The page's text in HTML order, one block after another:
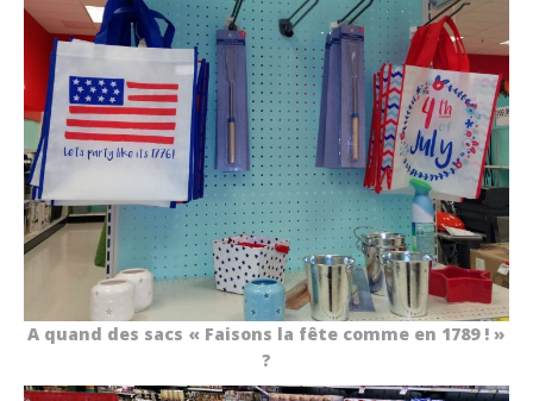
A quand des sacs « Faisons la fête comme en 1789 ! »
?